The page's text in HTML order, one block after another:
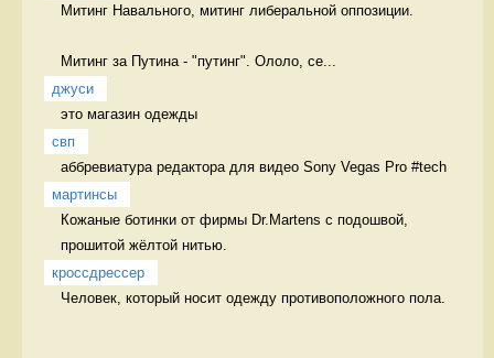
Митинг Навального, митинг либеральной оппозиции.
Митинг за Путина - "путинг". Ололо, се...
джуси
это магазин одежды
свп
аббревиатура редактора для видео Sony Vegas Pro #tech
мартинсы
Кожаные ботинки от фирмы Dr.Martens с подошвой,
прошитой жёлтой нитью.
кроссдрессер
Человек, который носит одежду противоположного пола.